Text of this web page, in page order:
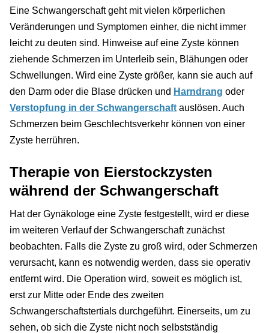
Eine Schwangerschaft geht mit vielen körperlichen
Veränderungen und Symptomen einher, die nicht immer
leicht zu deuten sind. Hinweise auf eine Zyste können
ziehende Schmerzen im Unterleib sein, Blähungen oder
Schwellungen. Wird eine Zyste größer, kann sie auch auf
den Darm oder die Blase drücken und Harndrang oder
Verstopfung in der Schwangerschaft auslösen. Auch
Schmerzen beim Geschlechtsverkehr können von einer
Zyste herrühren.
Therapie von Eierstockzysten
während der Schwangerschaft
Hat der Gynäkologe eine Zyste festgestellt, wird er diese
im weiteren Verlauf der Schwangerschaft zunächst
beobachten. Falls die Zyste zu groß wird, oder Schmerzen
verursacht, kann es notwendig werden, dass sie operativ
entfernt wird. Die Operation wird, soweit es möglich ist,
erst zur Mitte oder Ende des zweiten
Schwangerschaftstertials durchgeführt. Einerseits, um zu
sehen, ob sich die Zyste nicht noch selbstständig